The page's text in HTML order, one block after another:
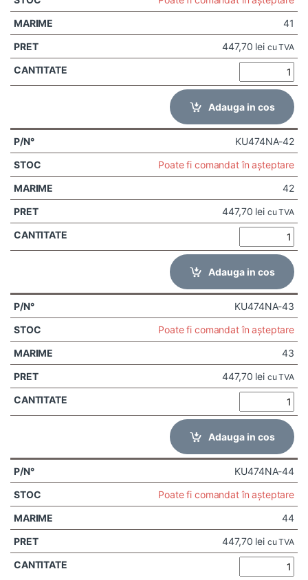
41
447,70 lei cu TVA
Adauga in cos
KU474NA-42
Poate fi comandat în așteptare
42
447,70 lei cu TVA
Adauga in cos
KU474NA-43
Poate fi comandat în așteptare
43
447,70 lei cu TVA
Adauga in cos
KU474NA-44
Poate fi comandat în așteptare
44
447,70 lei cu TVA